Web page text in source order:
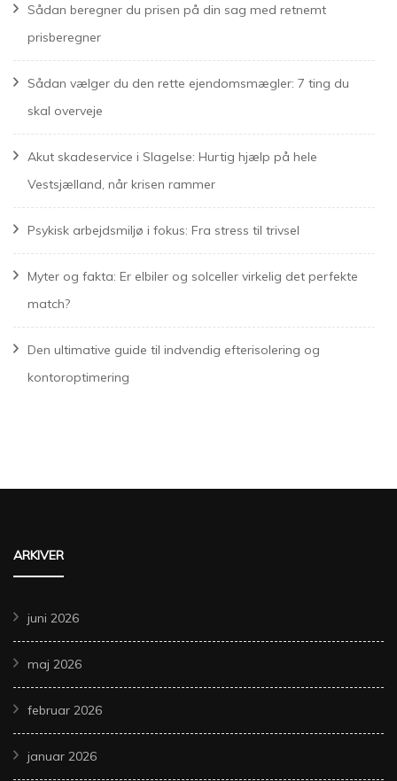
Sådan beregner du prisen på din sag med retnemt
prisberegner
Sådan vælger du den rette ejendomsmægler: 7 ting du
skal overveje
Akut skadeservice i Slagelse: Hurtig hjælp på hele
Vestsjælland, når krisen rammer
Psykisk arbejdsmiljø i fokus: Fra stress til trivsel
Myter og fakta: Er elbiler og solceller virkelig det perfekte
match?
Den ultimative guide til indvendig efterisolering og
kontoroptimering
ARKIVER
juni 2026
maj 2026
februar 2026
januar 2026